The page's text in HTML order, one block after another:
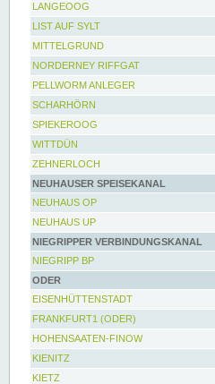
LANGEOOG
LIST AUF SYLT
MITTELGRUND
NORDERNEY RIFFGAT
PELLWORM ANLEGER
SCHARHÖRN
SPIEKEROOG
WITTDÜN
ZEHNERLOCH
NEUHAUSER SPEISEKANAL
NEUHAUS OP
NEUHAUS UP
NIEGRIPPER VERBINDUNGSKANAL
NIEGRIPP BP
ODER
EISENHÜTTENSTADT
FRANKFURT1 (ODER)
HOHENSAATEN-FINOW
KIENITZ
KIETZ